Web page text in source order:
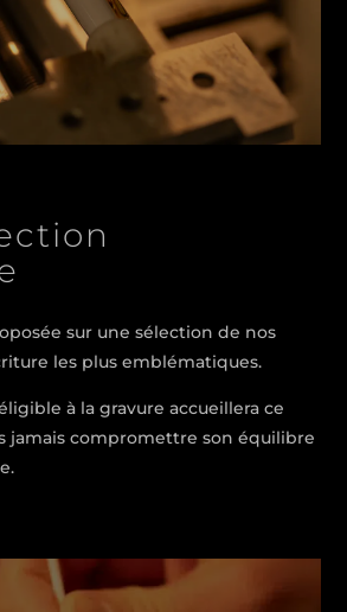
sur une sélection de nos
les plus emblématiques.
à la gravure accueillera ce
jamais compromettre son équilibre